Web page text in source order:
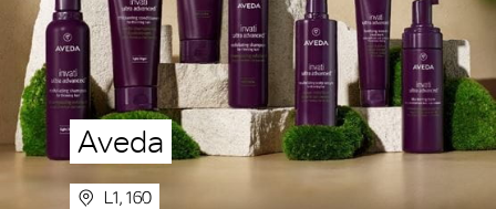
Aveda
L1, 160